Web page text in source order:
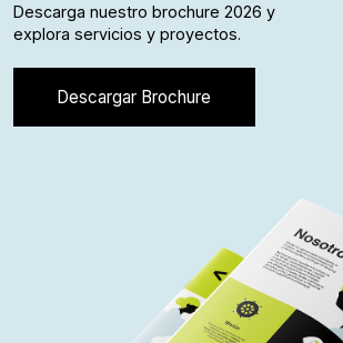
Descarga nuestro brochure 2026 y
explora servicios y proyectos.
Descargar Brochure